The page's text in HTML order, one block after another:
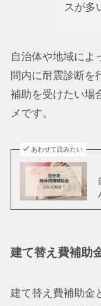
スが多
自治体や地域によ
間内に耐震診断を
補助を受けたい場
メです。
あわせて読みたい
建て替え費補助
建て替え費補助金